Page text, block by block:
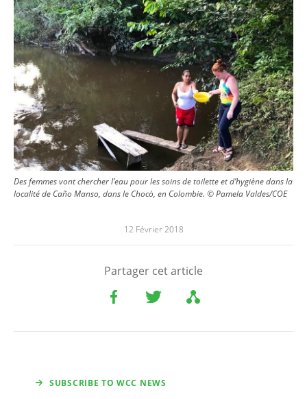
Des femmes vont chercher l’eau pour les soins de toilette et d’hygiène dans la
localité de Caño Manso, dans le Chocò, en Colombie. © Pamela Valdes/COE
12 Février 2018
Partager cet article
SUBSCRIBE TO WCC NEWS